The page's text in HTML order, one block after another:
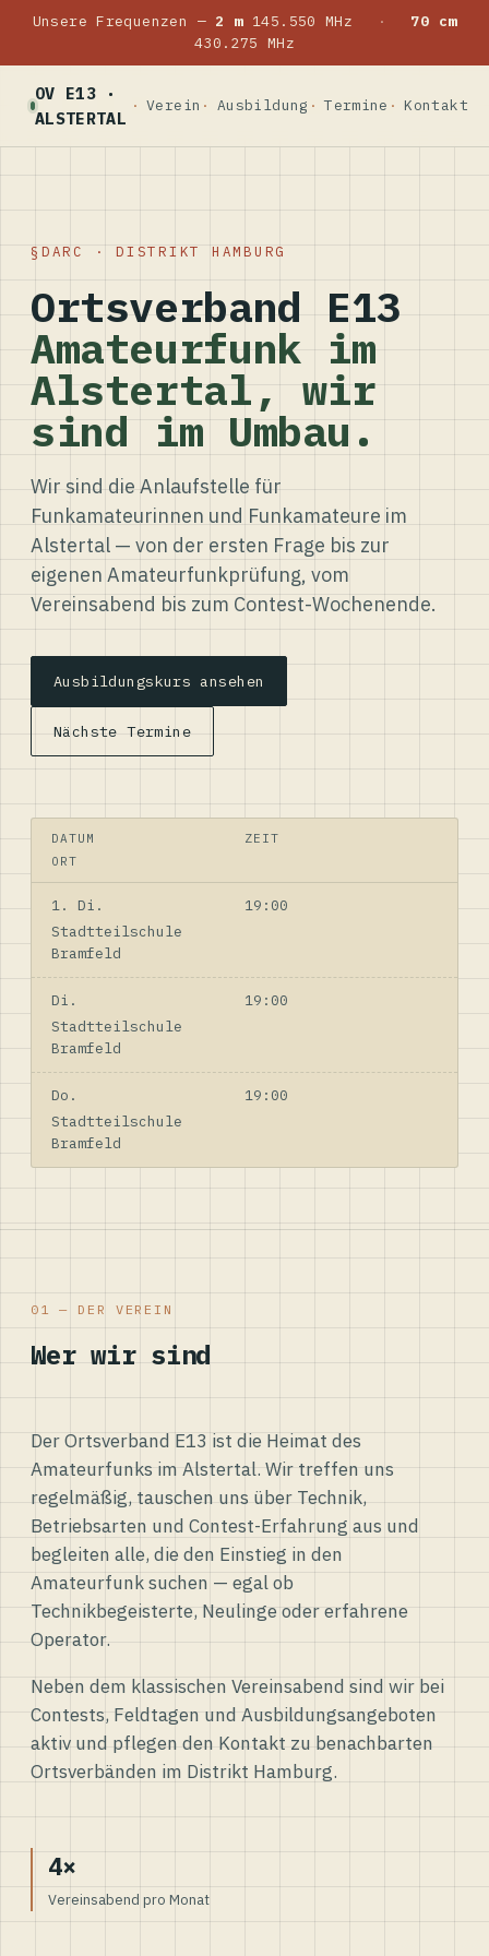
Unsere Frequenzen — 2 m145.550 MHz ·
70 cm
430.275 MHz
OV E13 ·
ALSTERTAL
Verein Ausbildung Termine Kontakt
DARC · DISTRIKT HAMBURG
Ortsverband E13
Amateurfunk im
Alstertal, wir
sind im Umbau.
Wir sind die Anlaufstelle für
Funkamateurinnen und Funkamateure im
Alstertal — von der ersten Frage bis zur
eigenen Amateurfunkprüfung, vom
Vereinsabend bis zum Contest-Wochenende.
Ausbildungskurs ansehen
Nächste Termine
DATUM
ZEIT
ORT
1. Di.
19:00
Stadtteilschule
Bramfeld
Di.
19:00
Stadtteilschule
Bramfeld
Do.
19:00
Stadtteilschule
Bramfeld
01 — DER VEREIN
Wer wir sind
Der Ortsverband E13 ist die Heimat des
Amateurfunks im Alstertal. Wir treffen uns
regelmäßig, tauschen uns über Technik,
Betriebsarten und Contest-Erfahrung aus und
begleiten alle, die den Einstieg in den
Amateurfunk suchen — egal ob
Technikbegeisterte, Neulinge oder erfahrene
Operator.
Neben dem klassischen Vereinsabend sind wir bei
Contests, Feldtagen und Ausbildungsangeboten
aktiv und pflegen den Kontakt zu benachbarten
Ortsverbänden im Distrikt Hamburg.
4×
Vereinsabend pro Monat